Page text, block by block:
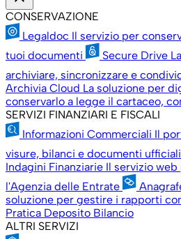
CONSERVAZIONE
Legaldoc Il servizio per
tuoi documenti
Secure Drive
archiviare, sincronizzare e
Archivia Cloud La soluzione per
conservarlo a legge il cartaceo,
SERVIZI FINANZIARI E FISCALI
Informazioni Commerciali Il
visure, bilanci e documenti
Indagini Finanziarie Il servizio
l'Agenzia delle Entrate
soluzione per gestire i rapporti
Pratica Deposito Bilancio
ALTRI SERVIZI